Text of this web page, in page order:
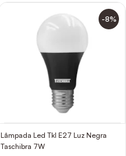
-8%
Lâmpada Led Tkl E27 Luz Negra
Taschibra 7W